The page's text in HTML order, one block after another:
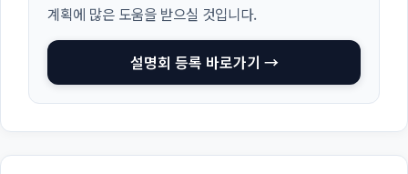
계획에 많은 도움을 받으실 것입니다.
설명회 등록 바로가기 →